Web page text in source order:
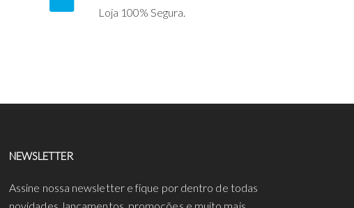
Loja 100% Segura.
NEWSLETTER
Assine nossa newsletter e fique por dentro de todas